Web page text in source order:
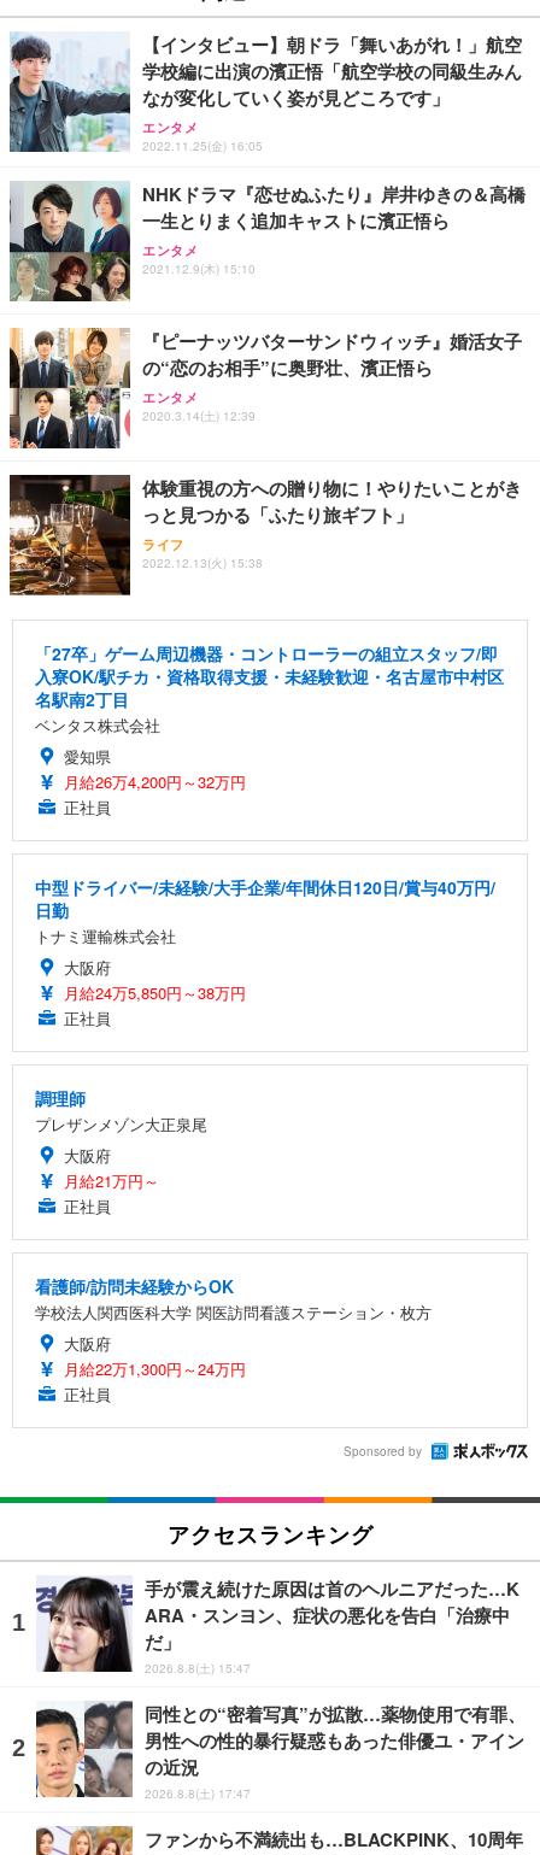
【インタビュー】朝ドラ「舞いあがれ！」航空
学校編に出演の濱正悟「航空学校の同級生みん
なが変化していく姿が見どころです」
エンタメ
2022.11.25(金) 16:05
NHKドラマ『恋せぬふたり』岸井ゆきの＆高橋
一生とりまく追加キャストに濱正悟ら
エンタメ
2021.12.9(木) 15:10
『ピーナッツバターサンドウィッチ』婚活女子
の“恋のお相手”に奥野壮、濱正悟ら
エンタメ
2020.3.14(土) 12:39
体験重視の方への贈り物に！やりたいことがき
っと見つかる「ふたり旅ギフト」
ライフ
2022.12.13(火) 15:38
「27卒」ゲーム周辺機器・コントローラーの組立スタッフ/即
入寮OK/駅チカ・資格取得支援・未経験歓迎・名古屋市中村区
名駅南2丁目
ベンタス株式会社
愛知県
月給26万4,200円～32万円
正社員
中型ドライバー/未経験/大手企業/年間休日120日/賞与40万円/
日勤
トナミ運輸株式会社
大阪府
月給24万5,850円～38万円
正社員
調理師
プレザンメゾン大正泉尾
大阪府
月給21万円～
正社員
看護師/訪問未経験からOK
学校法人関西医科大学 関医訪問看護ステーション・枚方
大阪府
月給22万1,300円～24万円
正社員
Sponsored by
アクセスランキング
手が震え続けた原因は首のヘルニアだった…K
ARA・スンヨン、症状の悪化を告白「治療中
だ」
2026.8.8(土) 15:47
同性との“密着写真”が拡散…薬物使用で有罪、
男性への性的暴行疑惑もあった俳優ユ・アイン
の近況
2026.8.8(土) 17:47
ファンから不満続出も…BLACKPINK、10周年